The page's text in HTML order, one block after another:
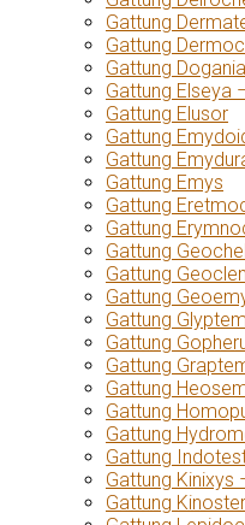
Gattung
Gattung
Gattung Dogania
Gattung Elseya
Gattung Elusor
Gattung
Gattung
Gattung Emys
Gattung
Gattung
Gattung
Gattung
Gattung
Gattung
Gattung
Gattung
Gattung
Gattung
Gattung
Gattung
Gattung Kinixys
Gattung